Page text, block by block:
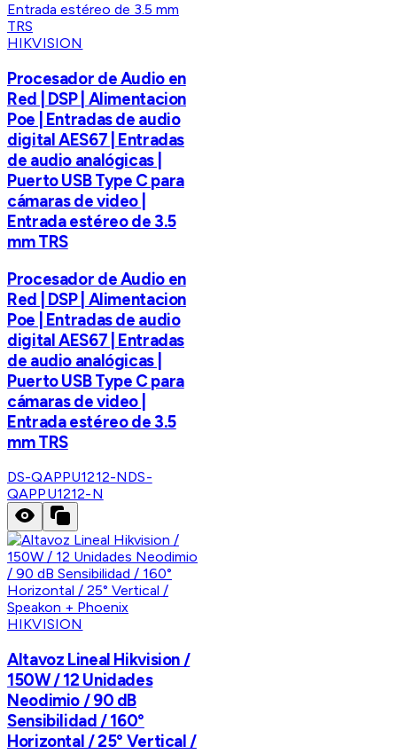
HIKVISION
Procesador de Audio en
Red | DSP | Alimentacion
Poe | Entradas de audio
digital AES67 | Entradas
de audio analógicas |
Puerto USB Type C para
cámaras de video |
Entrada estéreo de 3.5
mm TRS
Procesador de Audio en
Red | DSP | Alimentacion
Poe | Entradas de audio
digital AES67 | Entradas
de audio analógicas |
Puerto USB Type C para
cámaras de video |
Entrada estéreo de 3.5
mm TRS
DS-QAPPU1212-NDS-
QAPPU1212-N
HIKVISION
Altavoz Lineal Hikvision /
150W / 12 Unidades
Neodimio / 90 dB
Sensibilidad / 160°
Horizontal / 25° Vertical /